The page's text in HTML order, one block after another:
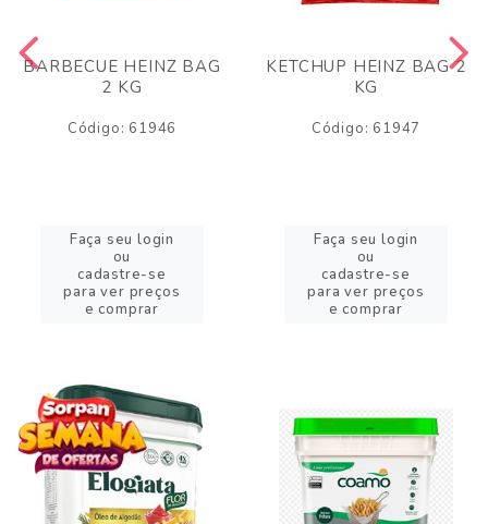
BARBECUE HEINZ BAG
2 KG
Código: 61946
Faça seu login
ou
cadastre-se
para ver preços
e comprar
KETCHUP HEINZ BAG 2
KG
Código: 61947
Faça seu login
ou
cadastre-se
para ver preços
e comprar